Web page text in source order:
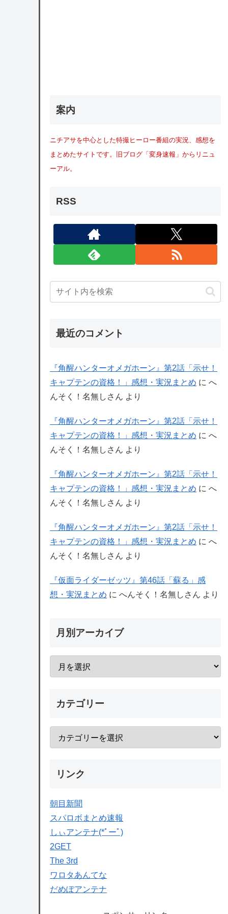
案内
ニチアサを中心とした特撮ヒーロー番組の実況、感想を
まとめたサイトです。旧ブログ「変身速報」からリニュ
ーアル。
RSS
最近のコメント
『角醒ハンターオメガホーン』第2話「示せ！
キャプテンの資格！」感想・実況まとめ に へ
んそく！名無しさん より
『角醒ハンターオメガホーン』第2話「示せ！
キャプテンの資格！」感想・実況まとめ に へ
んそく！名無しさん より
『角醒ハンターオメガホーン』第2話「示せ！
キャプテンの資格！」感想・実況まとめ に へ
んそく！名無しさん より
『角醒ハンターオメガホーン』第2話「示せ！
キャプテンの資格！」感想・実況まとめ に へ
んそく！名無しさん より
『仮面ライダーゼッツ』第46話「蘇る」感
想・実況まとめ に へんそく！名無しさん より
月別アーカイブ
カテゴリー
リンク
朝目新聞
スパロボまとめ速報
しぃアンテナ(*ﾟーﾟ)
2GET
The 3rd
ワロタあんてな
だめぽアンテナ